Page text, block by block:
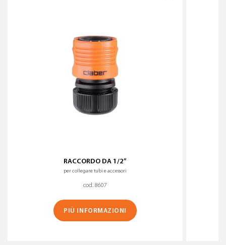
RACCORDO DA 1/2”
per collegare tubi e accessori
cod. 8607
PIÙ INFORMAZIONI